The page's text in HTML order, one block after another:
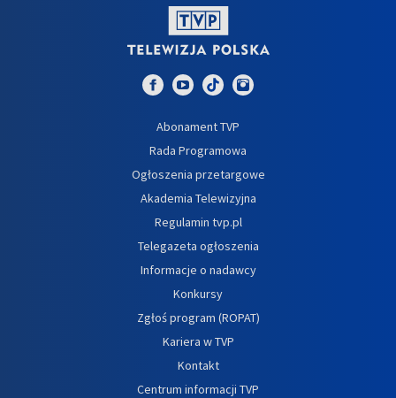
Abonament TVP
Rada Programowa
Ogłoszenia przetargowe
Akademia Telewizyjna
Regulamin tvp.pl
Telegazeta ogłoszenia
Informacje o nadawcy
Konkursy
Zgłoś program (ROPAT)
Kariera w TVP
Kontakt
Centrum informacji TVP